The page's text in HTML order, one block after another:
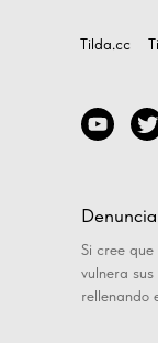
Tilda.cc
Si cree
vulnera
rellenando